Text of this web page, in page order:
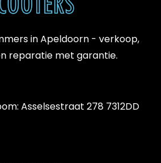
in Apeldoorn - verkoop,
reparatie met garantie.
Asselsestraat 278 7312DD